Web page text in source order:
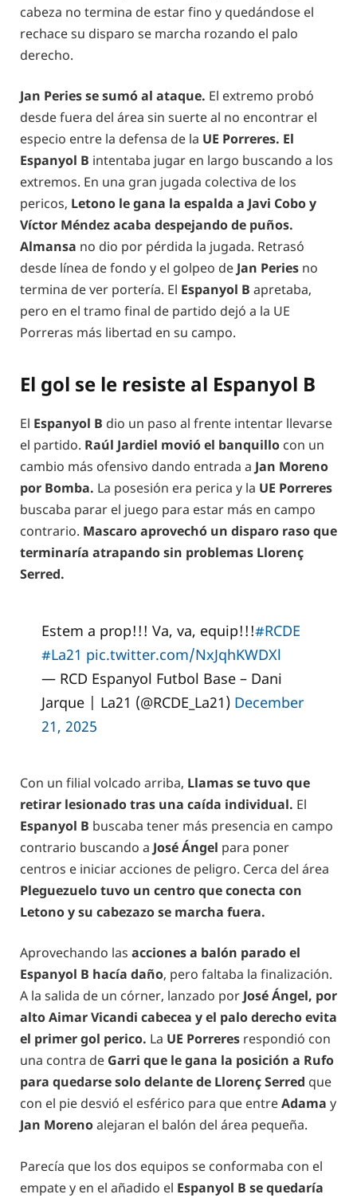
cabeza no termina de estar fino y quedándose el
rechace su disparo se marcha rozando el palo
derecho.
Jan Peries se sumó al ataque. El extremo probó
desde fuera del área sin suerte al no encontrar el
especio entre la defensa de la UE Porreres. El
Espanyol B intentaba jugar en largo buscando a los
extremos. En una gran jugada colectiva de los
pericos, Letono le gana la espalda a Javi Cobo y
Víctor Méndez acaba despejando de puños.
Almansa no dio por pérdida la jugada. Retrasó
desde línea de fondo y el golpeo de Jan Peries no
termina de ver portería. El Espanyol B apretaba,
pero en el tramo final de partido dejó a la UE
Porreras más libertad en su campo.
El gol se le resiste al Espanyol B
El Espanyol B dio un paso al frente intentar llevarse
el partido. Raúl Jardiel movió el banquillo con un
cambio más ofensivo dando entrada a Jan Moreno
por Bomba. La posesión era perica y la UE Porreres
buscaba parar el juego para estar más en campo
contrario. Mascaro aprovechó un disparo raso que
terminaría atrapando sin problemas Llorenç
Serred.
Estem a prop!!! Va, va, equip!!!#RCDE
#La21 pic.twitter.com/NxJqhKWDXl
— RCD Espanyol Futbol Base – Dani
Jarque | La21 (@RCDE_La21) December
21, 2025
Con un filial volcado arriba, Llamas se tuvo que
retirar lesionado tras una caída individual. El
Espanyol B buscaba tener más presencia en campo
contrario buscando a José Ángel para poner
centros e iniciar acciones de peligro. Cerca del área
Pleguezuelo tuvo un centro que conecta con
Letono y su cabezazo se marcha fuera.
Aprovechando las acciones a balón parado el
Espanyol B hacía daño, pero faltaba la finalización.
A la salida de un córner, lanzado por José Ángel, por
alto Aimar Vicandi cabecea y el palo derecho evita
el primer gol perico. La UE Porreres respondió con
una contra de Garri que le gana la posición a Rufo
para quedarse solo delante de Llorenç Serred que
con el pie desvió el esférico para que entreAdama y
Jan Morenoalejaran el balón del área pequeña.
Parecía que los dos equipos se conformaba con el
empate y en el añadido el Espanyol B se quedaría